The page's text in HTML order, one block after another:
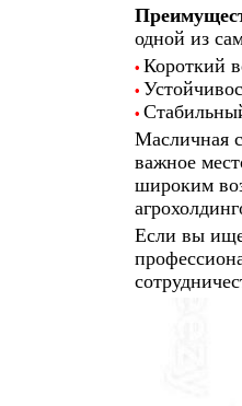
одной из
• Короткий
•
•
Масличная
важное
широким
Если вы